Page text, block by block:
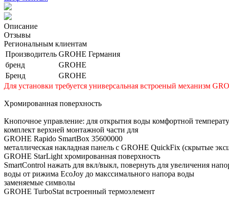
Описание
Отзывы
Региональным клиентам
Производитель GROHE Германия
бренд
GROHE
Бренд
GROHE
Для установки требуется универсальная встроеный механизм
Хромированная поверхность
Кнопочное управление: для открытия воды комфортной
комплект верхней монтажной части для
GROHE Rapido SmartBox 35600000
металлическая накладная панель с GROHE QuickFix (скрытые
GROHE StarLight хромированная поверхность
SmartControl нажать для вкл/выкл, повернуть для увеличения
воды от рижима EcoJoy до макссимального напора воды
заменяемые символы
GROHE TurboStat встроенный термоэлемент